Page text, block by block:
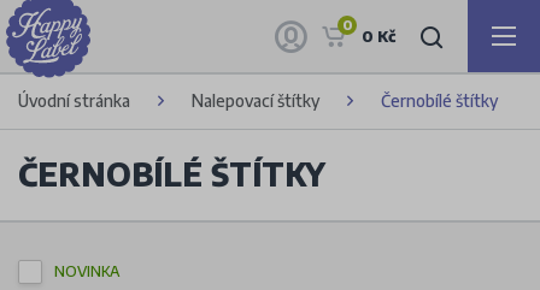
0
0 Kč
Úvodní stránka Nalepovací štítky Černobílé štítky
ČERNOBÍLÉ ŠTÍTKY
NOVINKA